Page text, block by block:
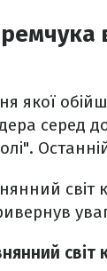
якої
серед
світ